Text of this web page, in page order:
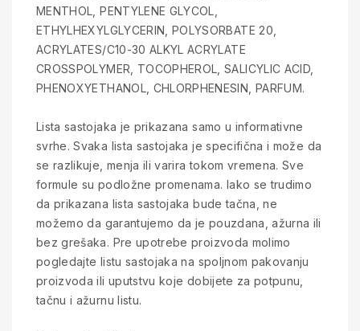
MENTHOL, PENTYLENE GLYCOL,
ETHYLHEXYLGLYCERIN, POLYSORBATE 20,
ACRYLATES/C10-30 ALKYL ACRYLATE
CROSSPOLYMER, TOCOPHEROL, SALICYLIC ACID,
PHENOXYETHANOL, CHLORPHENESIN, PARFUM.
Lista sastojaka je prikazana samo u informativne
svrhe. Svaka lista sastojaka je specifična i može da
se razlikuje, menja ili varira tokom vremena. Sve
formule su podložne promenama. Iako se trudimo
da prikazana lista sastojaka bude tačna, ne
možemo da garantujemo da je pouzdana, ažurna ili
bez grešaka. Pre upotrebe proizvoda molimo
pogledajte listu sastojaka na spoljnom pakovanju
proizvoda ili uputstvu koje dobijete za potpunu,
tačnu i ažurnu listu.